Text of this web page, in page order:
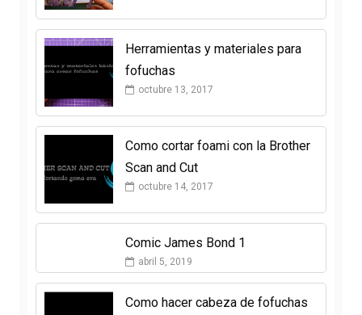
Herramientas y materiales para
fofuchas
octubre 13, 2017
Como cortar foami con la Brother
Scan and Cut
octubre 14, 2017
Comic James Bond 1
abril 5, 2019
Como hacer cabeza de fofuchas